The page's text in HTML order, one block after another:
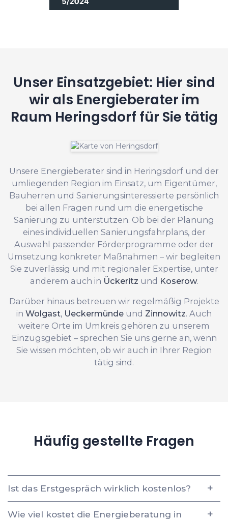
Unser Einsatzgebiet: Hier sind
wir als Energieberater im
Raum Heringsdorf für Sie tätig
Unsere Energieberater sind in Heringsdorf und der
umliegenden Region im Einsatz, um Eigentümer,
Bauherren und Sanierungsinteressierte persönlich
bei allen Fragen rund um die energetische
Sanierung zu unterstützen. Ob bei der Planung
eines individuellen Sanierungsfahrplans, der
Auswahl passender Förderprogramme oder der
Umsetzung konkreter Maßnahmen – wir begleiten
Sie zuverlässig und mit regionaler Expertise, unter
anderem auch in Ückeritz und Koserow.
Darüber hinaus betreuen wir regelmäßig Projekte
in Wolgast, Ueckermünde und Zinnowitz. Auch
weitere Orte im Umkreis gehören zu unserem
Einzugsgebiet – sprechen Sie uns gerne an, wenn
Sie wissen möchten, ob wir auch in Ihrer Region
tätig sind.
Häufig gestellte Fragen
Ist das Erstgespräch wirklich kostenlos?
Wie viel kostet die Energieberatung in